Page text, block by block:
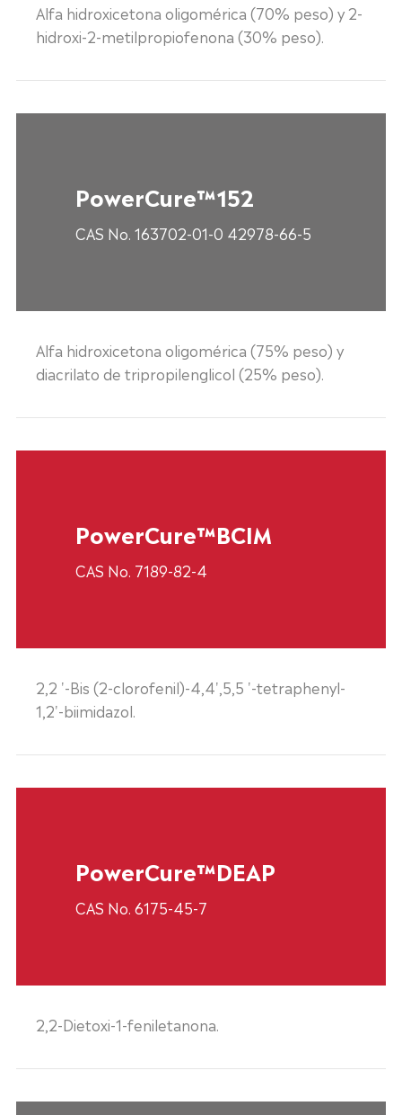
Alfa hidroxicetona oligomérica (70% peso) y 2-
hidroxi-2-metilpropiofenona (30% peso).
PowerCure™152
CAS No. 163702-01-0 42978-66-5
Alfa hidroxicetona oligomérica (75% peso) y
diacrilato de tripropilenglicol (25% peso).
PowerCure™BCIM
CAS No. 7189-82-4
2,2 '-Bis (2-clorofenil)-4,4',5,5 '-tetraphenyl-
1,2'-biimidazol.
PowerCure™DEAP
CAS No. 6175-45-7
2,2-Dietoxi-1-feniletanona.